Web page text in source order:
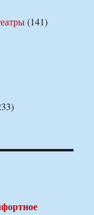
(141)